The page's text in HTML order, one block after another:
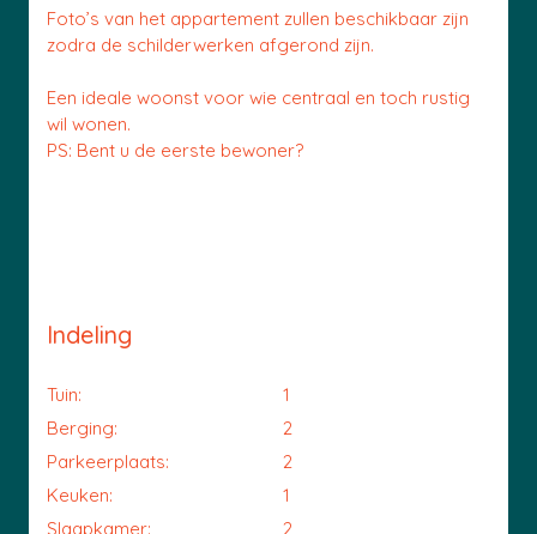
Foto’s van het appartement zullen beschikbaar zijn
zodra de schilderwerken afgerond zijn.
Een ideale woonst voor wie centraal en toch rustig
wil wonen.
PS: Bent u de eerste bewoner?
Indeling
Tuin:
1
Berging:
2
Parkeerplaats:
2
Keuken:
1
Slaapkamer:
2